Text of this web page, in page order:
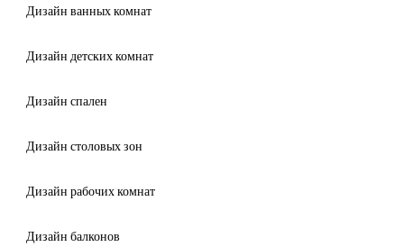
Дизайн ванных комнат
Дизайн детских комнат
Дизайн спален
Дизайн столовых зон
Дизайн рабочих комнат
Дизайн балконов